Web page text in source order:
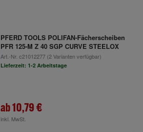
PFERD TOOLS POLIFAN-Fächerscheiben
PFR 125-M Z 40 SGP CURVE STEELOX
Art.-Nr. c21012277(2 Varianten verfügbar)
Lieferzeit: 1-2 Arbeitstage
ab10,79 €
inkl. MwSt.